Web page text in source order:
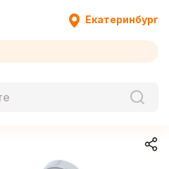
Екатеринбург